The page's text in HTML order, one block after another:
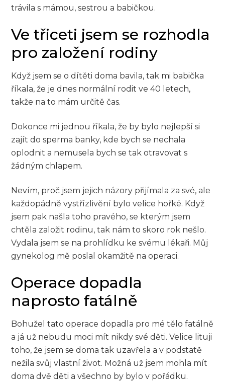
trávila s mámou, sestrou a babičkou.
Ve třiceti jsem se rozhodla
pro založení rodiny
Když jsem se o dítěti doma bavila, tak mi babička
říkala, že je dnes normální rodit ve 40 letech,
takže na to mám určitě čas.
Dokonce mi jednou říkala, že by bylo nejlepší si
zajít do sperma banky, kde bych se nechala
oplodnit a nemusela bych se tak otravovat s
žádným chlapem.
Nevím, proč jsem jejich názory přijímala za své, ale
každopádně vystřízlivění bylo velice hořké. Když
jsem pak našla toho pravého, se kterým jsem
chtěla založit rodinu, tak nám to skoro rok nešlo.
Vydala jsem se na prohlídku ke svému lékaři. Můj
gynekolog mě poslal okamžitě na operaci.
Operace dopadla
naprosto fatálně
Bohužel tato operace dopadla pro mé tělo fatálně
a já už nebudu moci mít nikdy své děti. Velice lituji
toho, že jsem se doma tak uzavřela a v podstatě
nežila svůj vlastní život. Možná už jsem mohla mít
doma dvě děti a všechno by bylo v pořádku.